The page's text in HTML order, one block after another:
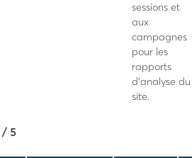
sessions et
aux
campagnes
pour les
rapports
d’analyse du
site.
/ 5